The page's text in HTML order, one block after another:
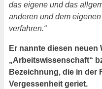
das eigene und das
anderen und dem
verfahren.“
Er nannte diesen neuen
„Arbeitswissenschaft“
Bezeichnung, die in der
Vergessenheit geriet.